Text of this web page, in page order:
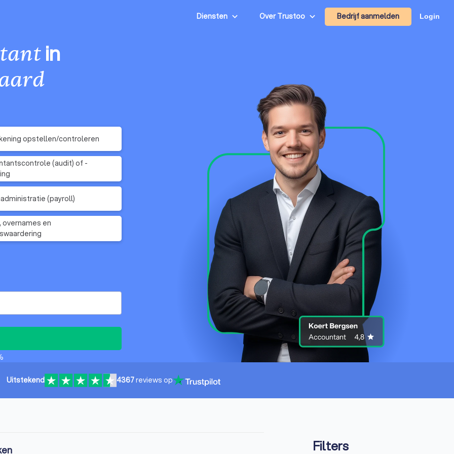
Diensten Over Trustoo Bedrijf aanmelden Login
in
opstellen/controleren
(audit) of -
(payroll)
overnames en
Uitstekend 4367reviews op
Filters